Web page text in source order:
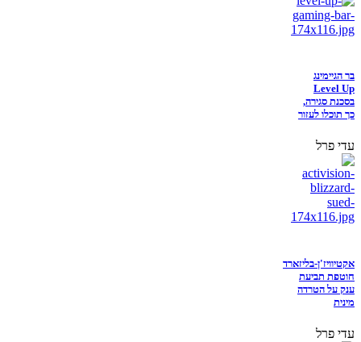
בר הגיימינג
Level Up
בסכנת סגירה,
כך תוכלו לעזור
עדי פרל
אקטיוויז'ן-בליזארד
חוטפת תביעת
ענק על הטרדה
מינית
עדי פרל